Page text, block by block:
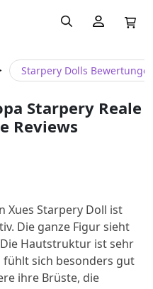
Starpery Dolls
Starpery Reale
Reviews
Xues Starpery Doll ist
Die ganze Figur sieht
Hautstruktur ist sehr
fühlt sich besonders gut
ihre Brüste, die